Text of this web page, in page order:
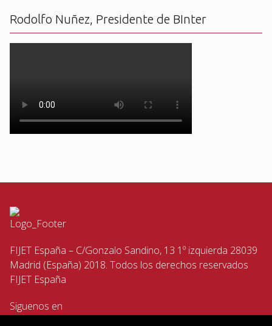
Rodolfo Nuñez, Presidente de BInter
FIJET España – C/Gonzalo Sandino, 13 1º izquierda 28039
Madrid (España) 2018. Todos los derechos reservados
FIJET España
Siguenos en